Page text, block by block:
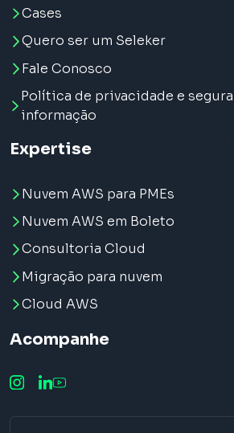
Cases
Quero ser um Seleker
Fale Conosco
Política de privacidade e
informação
Expertise
Nuvem AWS para PMEs
Nuvem AWS em Boleto
Consultoria Cloud
Migração para nuvem
Cloud AWS
Acompanhe